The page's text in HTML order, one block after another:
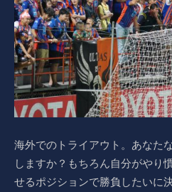
海外でのトライアウト。あなた
しますか？もちろん自分がやり
せるポジションで勝負したいに